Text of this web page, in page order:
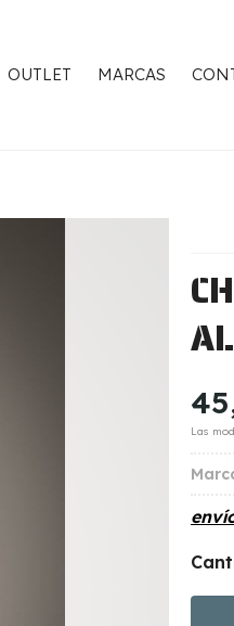
OUTLET MARCAS
Las